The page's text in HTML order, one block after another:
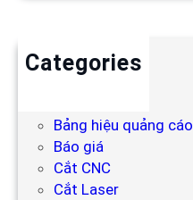
Categories
Bảng hiệu quảng cáo
Báo giá
Cắt CNC
Cắt Laser